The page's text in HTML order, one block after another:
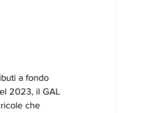
a fondo
2023, il GAL
che